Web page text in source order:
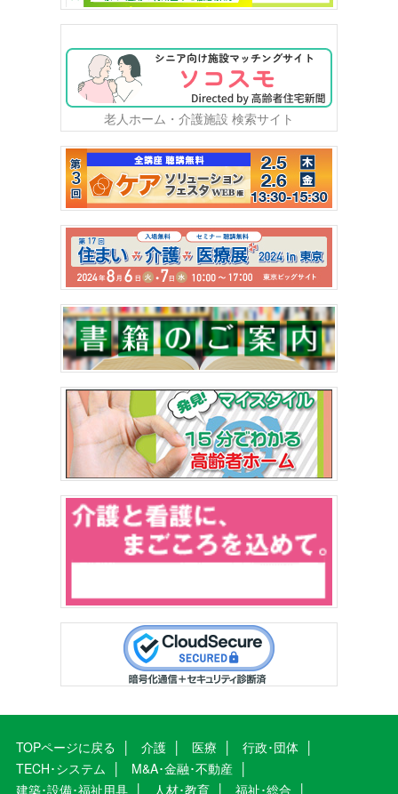
老人ホーム・介護施設 検索サイト
TOPページに戻る 介護 医療
行政･団体
TECH･システム
M&A･金融･不動産
建築･設備･福祉用具
人材･教育 福祉･総合